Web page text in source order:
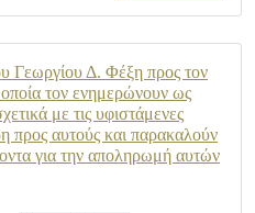
Γεωργίου Δ. Φέξη προς τον
τον ενημερώνουν ως
με τις υφιστάμενες
προς αυτούς και παρακαλούν
για την αποληρωμή αυτών